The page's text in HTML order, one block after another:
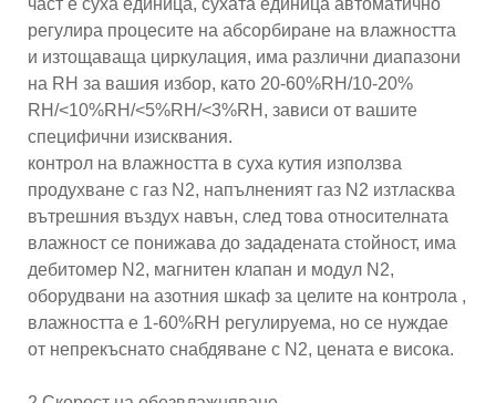
част е суха единица, сухата единица автоматично
регулира процесите на абсорбиране на влажността
и изтощаваща циркулация, има различни диапазони
на RH за вашия избор, като 20-60%RH/10-20%
RH/<10%RH/<5%RH/<3%RH, зависи от вашите
специфични изисквания.
контрол на влажността в суха кутия използва
продухване с газ N2, напълненият газ N2 изтласква
вътрешния въздух навън, след това относителната
влажност се понижава до зададената стойност, има
дебитомер N2, магнитен клапан и модул N2,
оборудвани на азотния шкаф за целите на контрола ,
влажността е 1-60%RH регулируема, но се нуждае
от непрекъснато снабдяване с N2, цената е висока.